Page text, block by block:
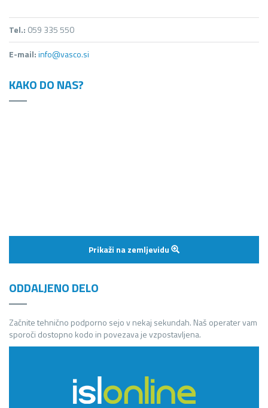
Tel.: 059 335 550
E-mail:info@vasco.si
KAKO DO NAS?
Prikaži na zemljevidu
ODDALJENO DELO
Začnite tehnično podporno sejo v nekaj sekundah. Naš operater vam
sporoči dostopno kodo in povezava je vzpostavljena.